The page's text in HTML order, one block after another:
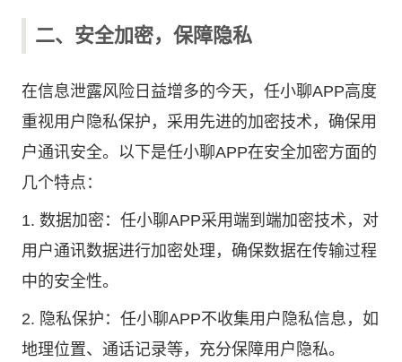
二、安全加密，保障隐私
在信息泄露风险日益增多的今天，任小聊APP高度
重视用户隐私保护，采用先进的加密技术，确保用
户通讯安全。以下是任小聊APP在安全加密方面的
几个特点：
1. 数据加密：任小聊APP采用端到端加密技术，对
用户通讯数据进行加密处理，确保数据在传输过程
中的安全性。
2. 隐私保护：任小聊APP不收集用户隐私信息，如
地理位置、通话记录等，充分保障用户隐私。